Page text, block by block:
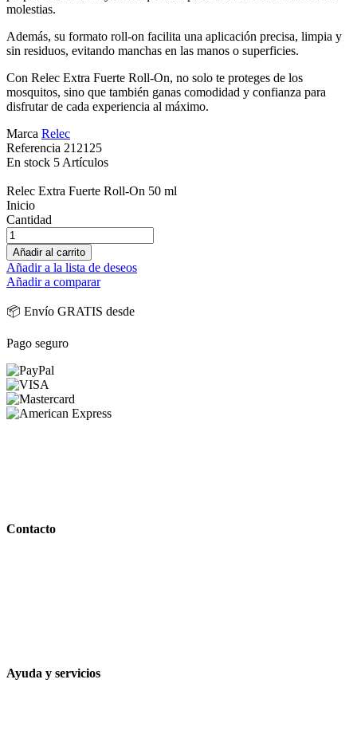
molestias.
Además, su formato roll-on facilita una aplicación precisa, limpia y
sin residuos, evitando manchas en las manos o superficies.
Con Relec Extra Fuerte Roll-On, no solo te proteges de los
mosquitos, sino que también ganas comodidad y confianza para
disfrutar de cada experiencia al máximo.
Marca Relec
Referencia 212125
En stock 5 Artículos
Relec Extra Fuerte Roll-On 50 ml
Inicio
Cantidad
Añadir al carrito
Añadir a la lista de deseos
Añadir a comparar
📦 Envío GRATIS desde
Pago seguro
Contacto
Ayuda y servicios